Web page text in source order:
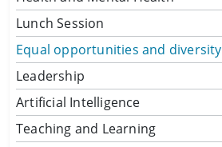
Lunch Session
Equal opportunities and diversity
Leadership
Artificial Intelligence
Teaching and Learning